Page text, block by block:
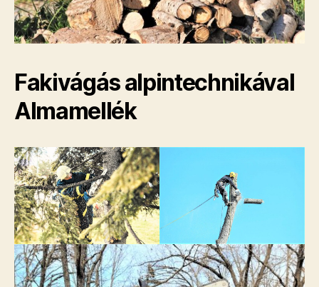
Fakivágás alpintechnikával
Almamellék